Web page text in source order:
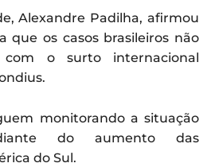
Alexandre Padilha, afirmou
que os casos brasileiros não
com o surto internacional
monitorando a situação
diante do aumento das
do Sul.